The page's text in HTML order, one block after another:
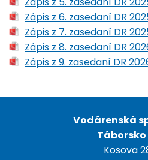
Zápis z 6. zasedaní DR
Zápis z 7. zasedaní DR
Zápis z 8. zasedaní DR
Zápis z 9. zasedaní DR
Vodárenská
Táborsko
Kosova